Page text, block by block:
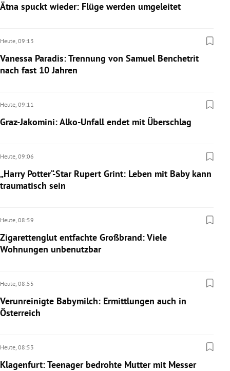
Ätna spuckt wieder: Flüge werden umgeleitet
Heute, 09:13
Vanessa Paradis: Trennung von Samuel Benchetrit
nach fast 10 Jahren
Heute, 09:11
Graz-Jakomini: Alko-Unfall endet mit Überschlag
Heute, 09:06
„Harry Potter“-Star Rupert Grint: Leben mit Baby kann
traumatisch sein
Heute, 08:59
Zigarettenglut entfachte Großbrand: Viele
Wohnungen unbenutzbar
Heute, 08:55
Verunreinigte Babymilch: Ermittlungen auch in
Österreich
Heute, 08:53
Klagenfurt: Teenager bedrohte Mutter mit Messer